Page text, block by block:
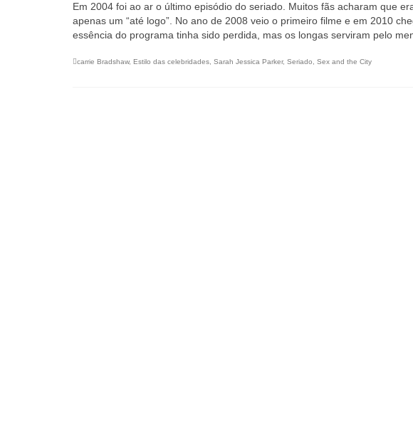
Em 2004 foi ao ar o último episódio do seriado. Muitos fãs acharam que
apenas um “até logo”. No ano de 2008 veio o primeiro filme e em 2010
essência do programa tinha sido perdida, mas os longas serviram pelo
carrie Bradshaw, Estilo das celebridades Sarah Jessica Parker, Seriado Sex and the City